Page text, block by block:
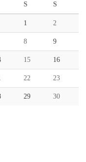
S S
1 2
8 9
15 16
22 23
29 30